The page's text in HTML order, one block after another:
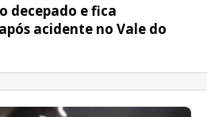
decepado e fica
acidente no Vale do